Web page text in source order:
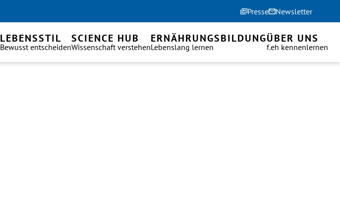
Presse Newsletter
LEBENSSTIL
Bewusst entscheiden
SCIENCE HUB
Wissenschaft verstehen
ERNÄHRUNGSBILDUNG
Lebenslang lernen
ÜBER UNS
f.eh kennenlernen